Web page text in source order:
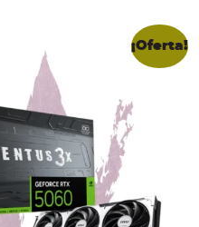
¡Oferta!